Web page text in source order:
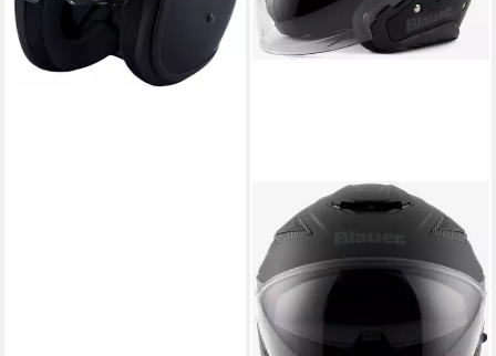
lieferbar - in 4-5 Werktagen bei dir